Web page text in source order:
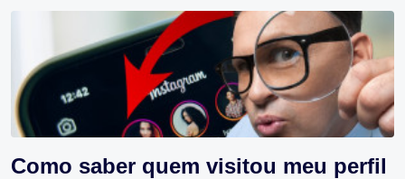
Como saber quem visitou meu perfil